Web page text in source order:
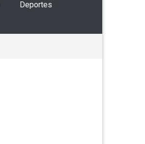
Deportes